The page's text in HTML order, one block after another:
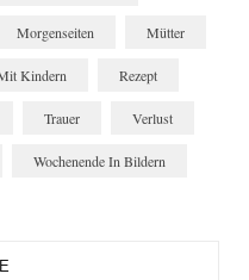
Morgenseiten Mütter
Kindern Rezept
Trauer Verlust
Wochenende In Bildern